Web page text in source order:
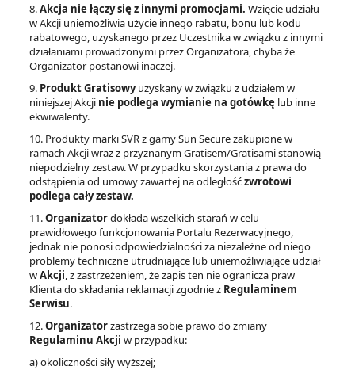
8.Akcja nie łączy się z innymi promocjami. Wzięcie udziału
w Akcji uniemożliwia użycie innego rabatu, bonu lub kodu
rabatowego, uzyskanego przez Uczestnika w związku z innymi
działaniami prowadzonymi przez Organizatora, chyba że
Organizator postanowi inaczej.
9. Produkt Gratisowyuzyskany w związku z udziałem w
niniejszej Akcji nie podlega wymianie na gotówkę lub inne
ekwiwalenty.
10. Produkty marki SVR z gamy Sun Secure zakupione w
ramach Akcji wraz z przyznanym Gratisem/Gratisami stanowią
niepodzielny zestaw. W przypadku skorzystania z prawa do
odstąpienia od umowy zawartej na odległośćzwrotowi
podlega cały zestaw.
11.Organizatordokłada wszelkich starań w celu
prawidłowego funkcjonowania Portalu Rezerwacyjnego,
jednak nie ponosi odpowiedzialności za niezależne od niego
problemy techniczne utrudniające lub uniemożliwiające udział
wAkcji, z zastrzeżeniem, że zapis ten nie ogranicza praw
Klienta do składania reklamacji zgodnie z Regulaminem
Serwisu.
12.Organizatorzastrzega sobie prawo do zmiany
Regulaminu Akcji w przypadku:
a) okoliczności siły wyższej;